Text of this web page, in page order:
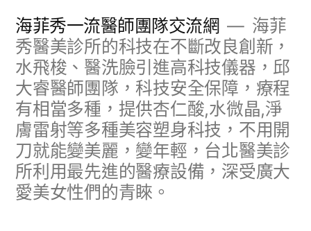
海菲秀一流醫師團隊交流網
海菲
秀醫美診所的科技在不斷改良創新，
水飛梭、醫洗臉引進高科技儀器，邱
大睿醫師團隊，科技安全保障，療程
有相當多種，提供杏仁酸,水微晶,淨
膚雷射等多種美容塑身科技，不用開
刀就能變美麗，變年輕，台北醫美診
所利用最先進的醫療設備，深受廣大
愛美女性們的青睞。